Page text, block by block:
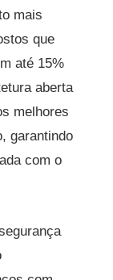
mais
que
até 15%
aberta
melhores
garantindo
com o